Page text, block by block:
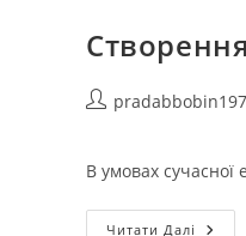
Автор
В умовах
Читати Далі